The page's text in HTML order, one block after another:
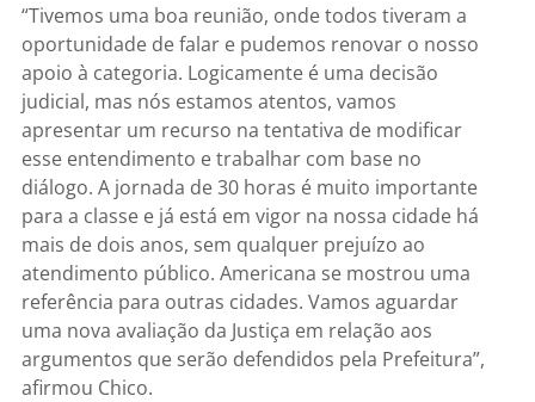
“Tivemos uma boa reunião, onde todos tiveram a
oportunidade de falar e pudemos renovar o nosso
apoio à categoria. Logicamente é uma decisão
judicial, mas nós estamos atentos, vamos
apresentar um recurso na tentativa de modificar
esse entendimento e trabalhar com base no
diálogo. A jornada de 30 horas é muito importante
para a classe e já está em vigor na nossa cidade há
mais de dois anos, sem qualquer prejuízo ao
atendimento público. Americana se mostrou uma
referência para outras cidades. Vamos aguardar
uma nova avaliação da Justiça em relação aos
argumentos que serão defendidos pela Prefeitura”,
afirmou Chico.